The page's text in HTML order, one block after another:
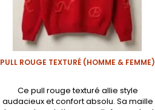
PULL ROUGE TEXTURÉ (HOMME & FEMME)
Ce pull rouge texturé allie style
audacieux et confort absolu. Sa maille